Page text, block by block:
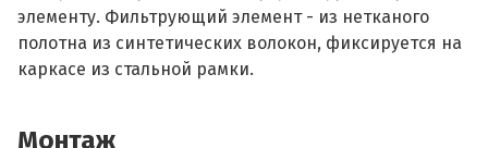
элементу. Фильтрующий элемент - из нетканого
полотна из синтетических волокон, фиксируется на
каркасе из стальной рамки.
Монтаж